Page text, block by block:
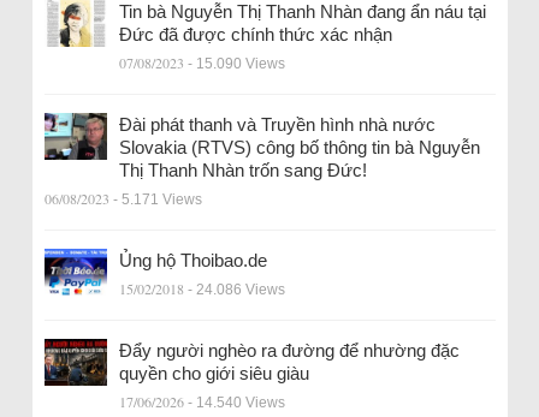
Tin bà Nguyễn Thị Thanh Nhàn đang ẩn náu tại
Đức đã được chính thức xác nhận
07/08/2023 - 15.090 Views
Đài phát thanh và Truyền hình nhà nước
Slovakia (RTVS) công bố thông tin bà Nguyễn
Thị Thanh Nhàn trốn sang Đức!
06/08/2023 - 5.171 Views
Ủng hộ Thoibao.de
15/02/2018 - 24.086 Views
Đẩy người nghèo ra đường để nhường đặc
quyền cho giới siêu giàu
17/06/2026 - 14.540 Views